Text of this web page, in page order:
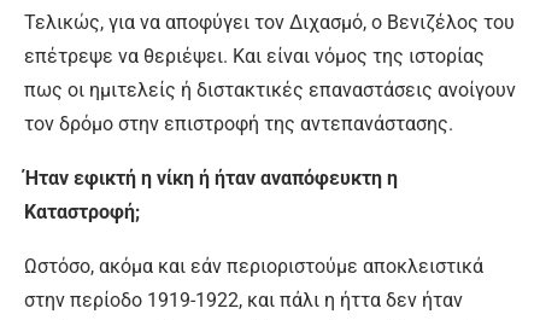
Τελικώς, για να αποφύγει τον Διχασμό, ο Βενιζέλος του
επέτρεψε να θεριέψει. Και είναι νόμος της ιστορίας
πως οι ημιτελείς ή διστακτικές επαναστάσεις ανοίγουν
τον δρόμο στην επιστροφή της αντεπανάστασης.
Ήταν εφικτή η νίκη ή ήταν αναπόφευκτη η
Καταστροφή;
Ωστόσο, ακόμα και εάν περιοριστούμε αποκλειστικά
στην περίοδο 1919-1922, και πάλι η ήττα δεν ήταν